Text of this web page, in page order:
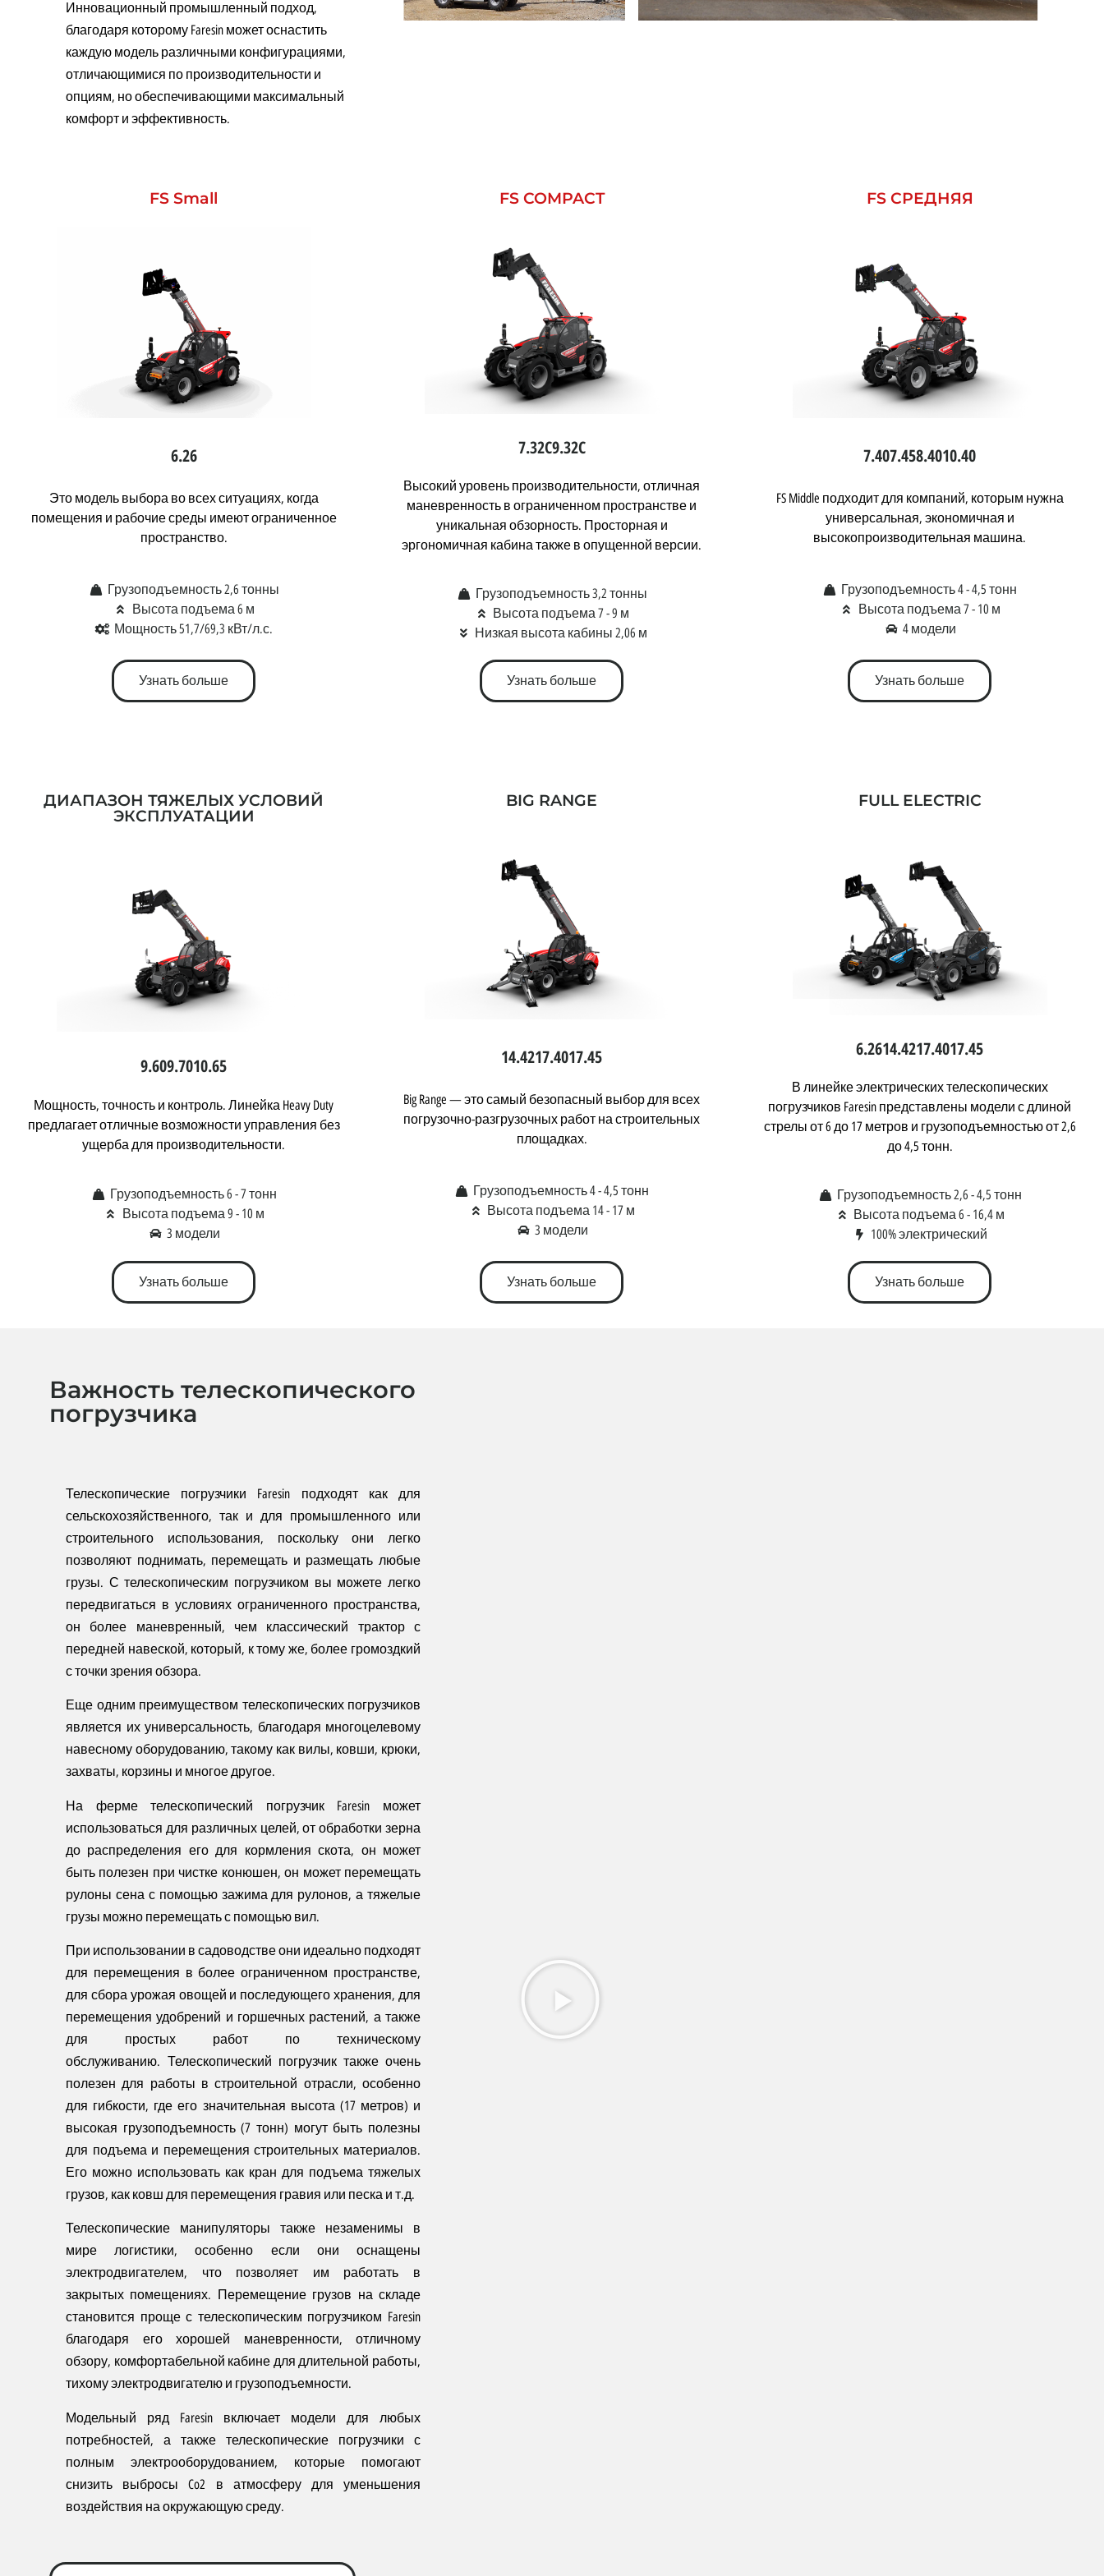
Инновационный промышленный подход,
благодаря которому Faresin может оснастить
каждую модель различными конфигурациями,
отличающимися по производительности и
опциям, но обеспечивающими максимальный
комфорт и эффективность.
FS Small
6.26
Это модель выбора во всех ситуациях, когда
помещения и рабочие среды имеют ограниченное
пространство.
Грузоподъемность 2,6 тонны
Высота подъема 6 м
Мощность 51,7/69,3 кВт/л.с.
Узнать больше
FS COMPACT
7.32C9.32C
Высокий уровень производительности, отличная
маневренность в ограниченном пространстве и
уникальная обзорность. Просторная и
эргономичная кабина также в опущенной версии.
Грузоподъемность 3,2 тонны
Высота подъема 7 - 9 м
Низкая высота кабины 2,06 м
Узнать больше
FS СРЕДНЯЯ
7.407.458.4010.40
FS Middle подходит для компаний, которым нужна
универсальная, экономичная и
высокопроизводительная машина.
Грузоподъемность 4 - 4,5 тонн
Высота подъема 7 - 10 м
4 модели
Узнать больше
ДИАПАЗОН ТЯЖЕЛЫХ УСЛОВИЙ
ЭКСПЛУАТАЦИИ
9.609.7010.65
Мощность, точность и контроль. Линейка Heavy Duty
предлагает отличные возможности управления без
ущерба для производительности.
Грузоподъемность 6 - 7 тонн
Высота подъема 9 - 10 м
3 модели
Узнать больше
BIG RANGE
14.4217.4017.45
Big Range — это самый безопасный выбор для всех
погрузочно-разгрузочных работ на строительных
площадках.
Грузоподъемность 4 - 4,5 тонн
Высота подъема 14 - 17 м
3 модели
Узнать больше
FULL ELECTRIC
6.2614.4217.4017.45
В линейке электрических телескопических
погрузчиков Faresin представлены модели с длиной
стрелы от 6 до 17 метров и грузоподъемностью от 2,6
до 4,5 тонн.
Грузоподъемность 2,6 - 4,5 тонн
Высота подъема 6 - 16,4 м
100% электрический
Узнать больше
Важность телескопического
погрузчика
Телескопические погрузчики Faresin подходят как для
сельскохозяйственного, так и для промышленного или
строительного использования, поскольку они легко
позволяют поднимать, перемещать и размещать любые
грузы. С телескопическим погрузчиком вы можете легко
передвигаться в условиях ограниченного пространства,
он более маневренный, чем классический трактор с
передней навеской, который, к тому же, более громоздкий
с точки зрения обзора.
Еще одним преимуществом телескопических погрузчиков
является их универсальность, благодаря многоцелевому
навесному оборудованию, такому как вилы, ковши, крюки,
захваты, корзины и многое другое.
На ферме телескопический погрузчик Faresin может
использоваться для различных целей, от обработки зерна
до распределения его для кормления скота, он может
быть полезен при чистке конюшен, он может перемещать
рулоны сена с помощью зажима для рулонов, а тяжелые
грузы можно перемещать с помощью вил.
При использовании в садоводстве они идеально подходят
для перемещения в более ограниченном пространстве,
для сбора урожая овощей и последующего хранения, для
перемещения удобрений и горшечных растений, а также
для простых работ по техническому
обслуживанию. Телескопический погрузчик также очень
полезен для работы в строительной отрасли, особенно
для гибкости, где его значительная высота (17 метров) и
высокая грузоподъемность (7 тонн) могут быть полезны
для подъема и перемещения строительных материалов.
Его можно использовать как кран для подъема тяжелых
грузов, как ковш для перемещения гравия или песка и т.д.
Телескопические манипуляторы также незаменимы в
мире логистики, особенно если они оснащены
электродвигателем, что позволяет им работать в
закрытых помещениях. Перемещение грузов на складе
становится проще с телескопическим погрузчиком Faresin
благодаря его хорошей маневренности, отличному
обзору, комфортабельной кабине для длительной работы,
тихому электродвигателю и грузоподъемности.
Модельный ряд Faresin включает модели для любых
потребностей, а также телескопические погрузчики с
полным электрооборудованием, которые помогают
снизить выбросы Co2 в атмосферу для уменьшения
воздействия на окружающую среду.